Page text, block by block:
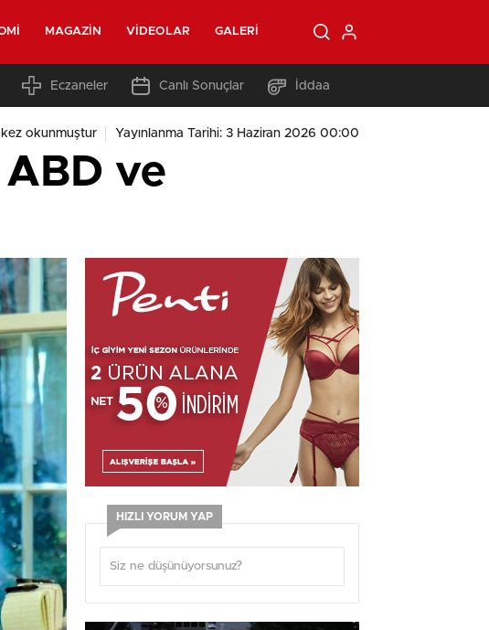
MAGAZIN VIDEOLAR GALERI
Eczaneler Canlı Sonuçlar İddaa
okunmuştur Yayınlanma Tarihi: 3 Haziran 2026 00:00
ABD ve
HIZLI YORUM YAP